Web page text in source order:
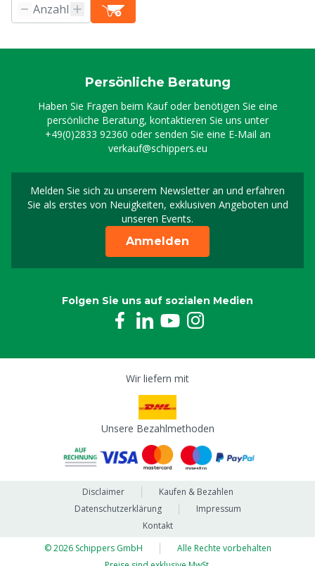
Persönliche Beratung
Haben Sie Fragen beim Kauf oder benötigen Sie eine
persönliche Beratung, kontaktieren Sie uns unter
+49(0)2833 92360 oder senden Sie eine E-Mail an
verkauf@schippers.eu
Melden Sie sich zu unserem Newsletter an und erfahren
Sie als erstes von Neuigkeiten, exklusiven Angeboten und
unseren Events.
Melden Sie sich für
Anmelden
Folgen Sie uns auf sozialen Medien
Wir liefern mit
Unsere Bezahlmethoden
Disclaimer
Kaufen & Bezahlen
Datenschutzerklärung
Impressum
Kontakt
© 2026 Schippers GmbH
Alle Rechte vorbehalten